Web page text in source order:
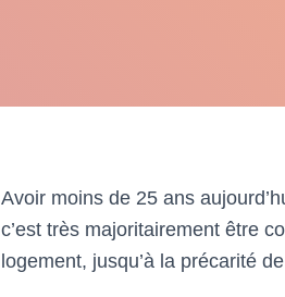
Avoir moins de 25 ans
c’est très majoritairement être
logement, jusqu’à la précarité